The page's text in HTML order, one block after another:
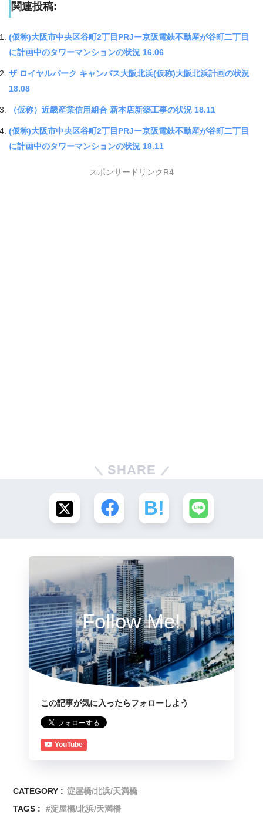
関連投稿:
(仮称)大阪市中央区谷町2丁目PRJー京阪電鉄不動産が谷町二丁目
に計画中のタワーマンションの状況 16.06
ザ ロイヤルパーク キャンバス大阪北浜(仮称)大阪北浜計画の状況
18.08
（仮称）近畿産業信用組合 新本店新築工事の状況 18.11
(仮称)大阪市中央区谷町2丁目PRJー京阪電鉄不動産が谷町二丁目
に計画中のタワーマンションの状況 18.11
スポンサードリンクR4
SHARE
Follow Me!
この記事が気に入ったらフォローしよう
YouTube
CATEGORY : 淀屋橋/北浜/天満橋
TAGS :
淀屋橋/北浜/天満橋